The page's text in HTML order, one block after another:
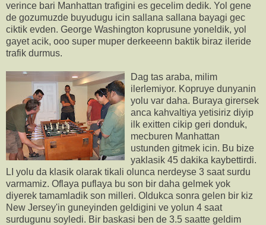
verince bari Manhattan trafigini es gecelim dedik. Yol gene
de gozumuzde buyudugu icin sallana sallana bayagi gec
ciktik evden. George Washington koprusune yoneldik, yol
gayet acik, ooo super muper derkeeenn baktik biraz ileride
trafik durmus.
Dag tas araba, milim
ilerlemiyor. Kopruye dunyanin
yolu var daha. Buraya girersek
anca kahvaltiya yetisiriz diyip
ilk exitten cikip geri donduk,
mecburen Manhattan
ustunden gitmek icin. Bu bize
yaklasik 45 dakika kaybettirdi.
LI yolu da klasik olarak tikali olunca nerdeyse 3 saat surdu
varmamiz. Oflaya puflaya bu son bir daha gelmek yok
diyerek tamamladik son milleri. Oldukca sonra gelen bir kiz
New Jersey'in guneyinden geldigini ve yolun 4 saat
surdugunu soyledi. Bir baskasi ben de 3.5 saatte geldim